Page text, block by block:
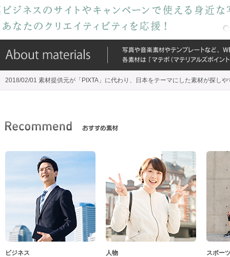
2018/02/01 素材提供元が「PIXTA」に代わり、日本をテーマにした素材が探しや
ビジネス 人物 スポー